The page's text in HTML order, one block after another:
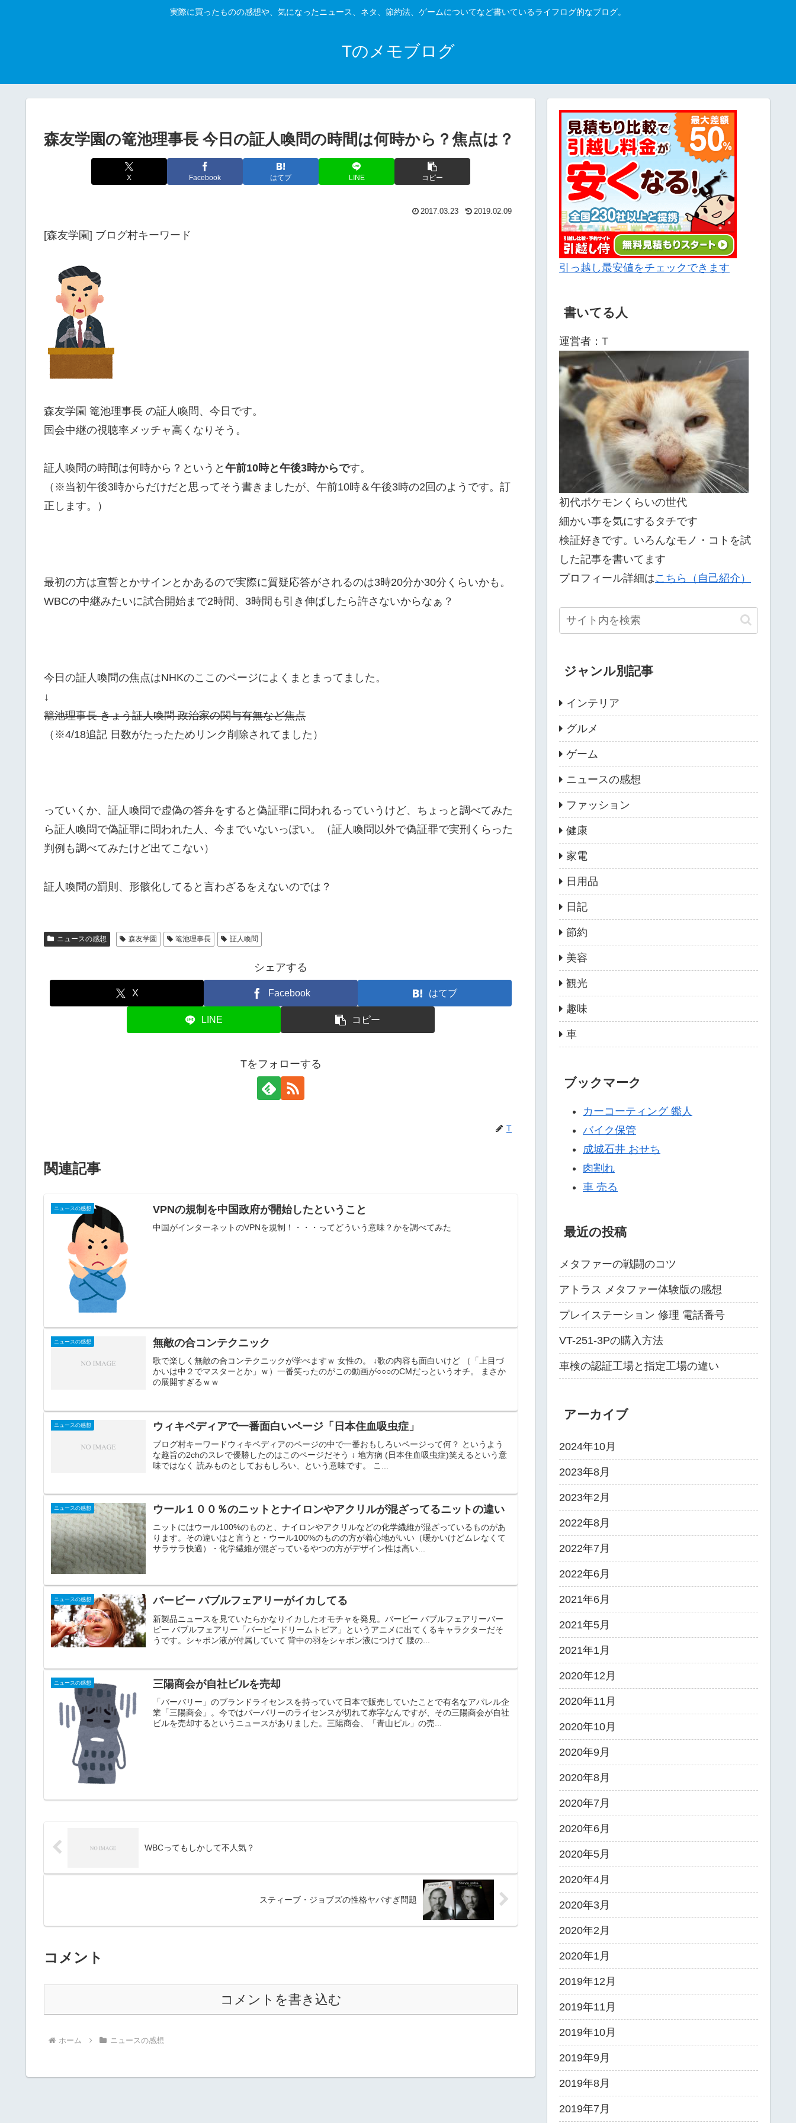
実際に買ったものの感想や、気になったニュース、ネタ、節約法、ゲームについてなど書いているライフログ的なブログ。
Tのメモブログ
森友学園の篭池理事長 今日の証人喚問の時間は何時から？焦点は？
X Facebook はてブ LINE コピー
2017.03.23 2019.02.09
[森友学園] ブログ村キーワード
森友学園 篭池理事長 の証人喚問、今日です。
国会中継の視聴率メッチャ高くなりそう。
証人喚問の時間は何時から？というと 午前10時と午後3時からです。
（※当初午後3時からだけだと思ってそう書きましたが、午前10時＆午後3時の2回のようです。訂
正します。）
最初の方は宣誓とかサインとかあるので実際に質疑応答がされるのは3時20分か30分くらいかも。
WBCの中継みたいに試合開始まで2時間、3時間も引き伸ばしたら許さないからなぁ？
今日の証人喚問の焦点はNHKのここのページによくまとまってました。
↓
籠池理事長 きょう証人喚問 政治家の関与有無など焦点
（※4/18追記 日数がたったためリンク削除されてました）
っていくか、証人喚問で虚偽の答弁をすると偽証罪に問われるっていうけど、ちょっと調べてみた
ら証人喚問で偽証罪に問われた人、今までいないっぽい。（証人喚問以外で偽証罪で実刑くらった
判例も調べてみたけど出てこない）
証人喚問の罰則、形骸化してると言わざるをえないのでは？
ニュースの感想 森友学園 篭池理事長 証人喚問
シェアする
X Facebook はてブ
LINE コピー
Tをフォローする
T
関連記事
ニュースの感想 VPNの規制を中国政府が開始したということ
中国がインターネットのVPNを規制！・・・ってどういう意味？かを調べてみた
ニュースの感想 無敵の合コンテクニック
歌で楽しく無敵の合コンテクニックが学べますｗ 女性の。 ↓歌の内容も面白いけど （「上目づ
かいは中２でマスターとか」ｗ）一番笑ったのがこの動画が○○○のCMだっというオチ。 まさか
の展開すぎるｗｗ
ニュースの感想 ウィキペディアで一番面白いページ「日本住血吸虫症」
ブログ村キーワードウィキペディアのページの中で一番おもしろいページって何？ というよう
な趣旨の2chのスレで優勝したのはこのページだそう ↓ 地方病 (日本住血吸虫症)笑えるという意
味ではなく 読みものとしておもしろい、という意味です。 こ...
ニュースの感想 ウール１００％のニットとナイロンやアクリルが混ざってるニットの違い
ニットにはウール100%のものと、ナイロンやアクリルなどの化学繊維が混ざっているものがあ
ります。その違いはと言うと・ウール100%のものの方が着心地がいい（暖かいけどムレなくて
サラサラ快適）・化学繊維が混ざっているやつの方がデザイン性は高い...
ニュースの感想 バービー バブルフェアリーがイカしてる
新製品ニュースを見ていたらかなりイカしたオモチャを発見。バービー バブルフェアリーバー
ビー バブルフェアリー「バービードリームトピア」というアニメに出てくるキャラクターだそ
うです。シャボン液が付属していて 背中の羽をシャボン液につけて 腰の...
ニュースの感想 三陽商会が自社ビルを売却
「バーバリー」のブランドライセンスを持っていて日本で販売していたことで有名なアパレル企
業「三陽商会」。今ではバーバリーのライセンスが切れて赤字なんですが、その三陽商会が自社
ビルを売却するというニュースがありました。三陽商会、「青山ビル」の売...
WBCってもしかして不人気？
スティーブ・ジョブズの性格ヤバすぎ問題
コメント
コメントを書き込む
ホーム ニュースの感想
引っ越し最安値をチェックできます
書いてる人
運営者：T
初代ポケモンくらいの世代
細かい事を気にするタチです
検証好きです。いろんなモノ・コトを試
した記事を書いてます
プロフィール詳細はこちら（自己紹介）
ジャンル別記事
インテリア
グルメ
ゲーム
ニュースの感想
ファッション
健康
家電
日用品
日記
節約
美容
観光
趣味
車
ブックマーク
カーコーティング 鑑人
バイク保管
成城石井 おせち
肉割れ
車 売る
最近の投稿
メタファーの戦闘のコツ
アトラス メタファー体験版の感想
プレイステーション 修理 電話番号
VT-251-3Pの購入方法
車検の認証工場と指定工場の違い
アーカイブ
2024年10月
2023年8月
2023年2月
2022年8月
2022年7月
2022年6月
2021年6月
2021年5月
2021年1月
2020年12月
2020年11月
2020年10月
2020年9月
2020年8月
2020年7月
2020年6月
2020年5月
2020年4月
2020年3月
2020年2月
2020年1月
2019年12月
2019年11月
2019年10月
2019年9月
2019年8月
2019年7月